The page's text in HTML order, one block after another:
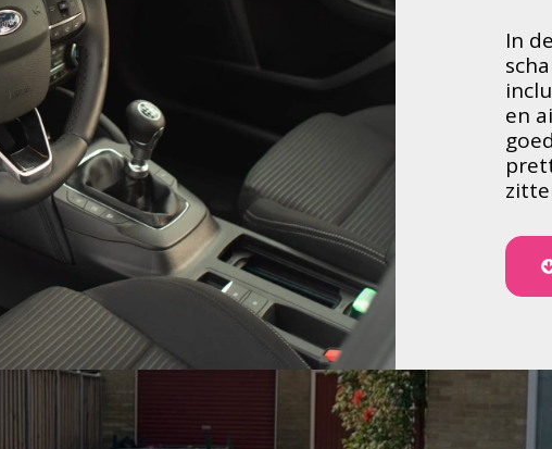
In
en